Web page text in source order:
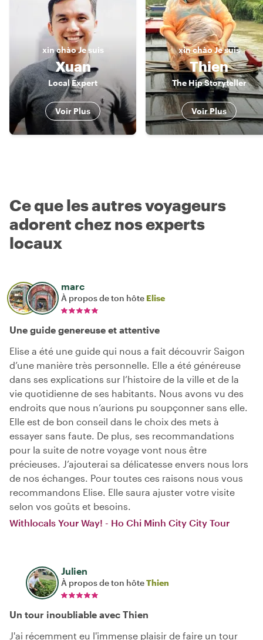
xin chàoJe suis
Xuan
Local Expert
Voir Plus
xin chàoJe suis
Thien
The Hip Storyteller
Voir Plus
Ce que les autres voyageurs
adorent chez nos experts
locaux
marc
À propos de ton hôte Elise
Une guide genereuse et attentive
Elise a été une guide qui nous a fait découvrir Saigon
d’une manière très personnelle. Elle a été généreuse
dans ses explications sur l’histoire de la ville et de la
vie quotidienne de ses habitants. Nous avons vu des
endroits que nous n’aurions pu soupçonner sans elle.
Elle est de bon conseil dans le choix des mets à
essayer sans faute. De plus, ses recommandations
pour la suite de notre voyage vont nous être
précieuses. J’ajouterai sa délicatesse envers nous lors
de nos échanges. Pour toutes ces raisons nous vous
recommandons Elise. Elle saura ajuster votre visite
selon vos goûts et besoins.
Withlocals Your Way! - Ho Chi Minh City City Tour
Julien
À propos de ton hôteThien
Un tour inoubliable avec Thien
J'ai récemment eu l'immense plaisir de faire un tour